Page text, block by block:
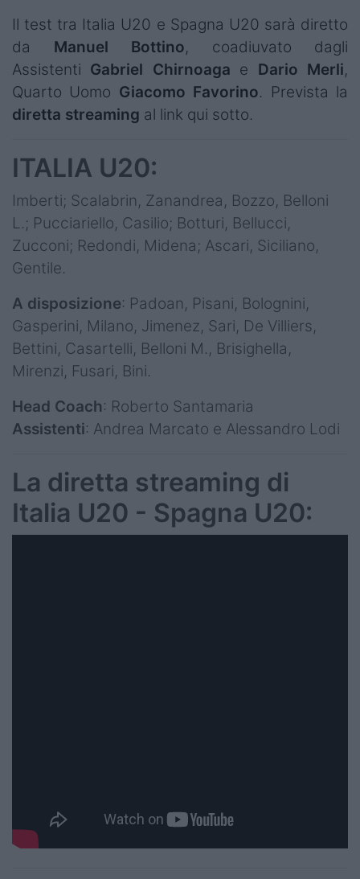
Il test tra Italia U20 e Spagna U20 sarà diretto
da Manuel Bottino, coadiuvato dagli
Assistenti Gabriel Chirnoaga e Dario Merli,
Quarto Uomo Giacomo Favorino. Prevista la
diretta streaming al link qui sotto.
ITALIA U20:
Imberti; Scalabrin, Zanandrea, Bozzo, Belloni
L.; Pucciariello, Casilio; Botturi, Bellucci,
Zucconi; Redondi, Midena; Ascari, Siciliano,
Gentile.
A disposizione: Padoan, Pisani, Bolognini,
Gasperini, Milano, Jimenez, Sari, De Villiers,
Bettini, Casartelli, Belloni M., Brisighella,
Mirenzi, Fusari, Bini.
Head Coach: Roberto Santamaria
Assistenti: Andrea Marcato e Alessandro Lodi
La diretta streaming di
Italia U20 - Spagna U20: